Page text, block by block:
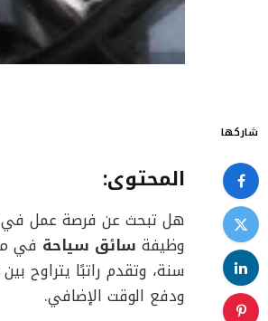
شاركها
المحتوى:
هل تبحث عن فرصة عمل في
وظيفة سائق سياحة
سنة، وتقدم راتبًا يتراوح بين
ودفع الوقت الإضافي.